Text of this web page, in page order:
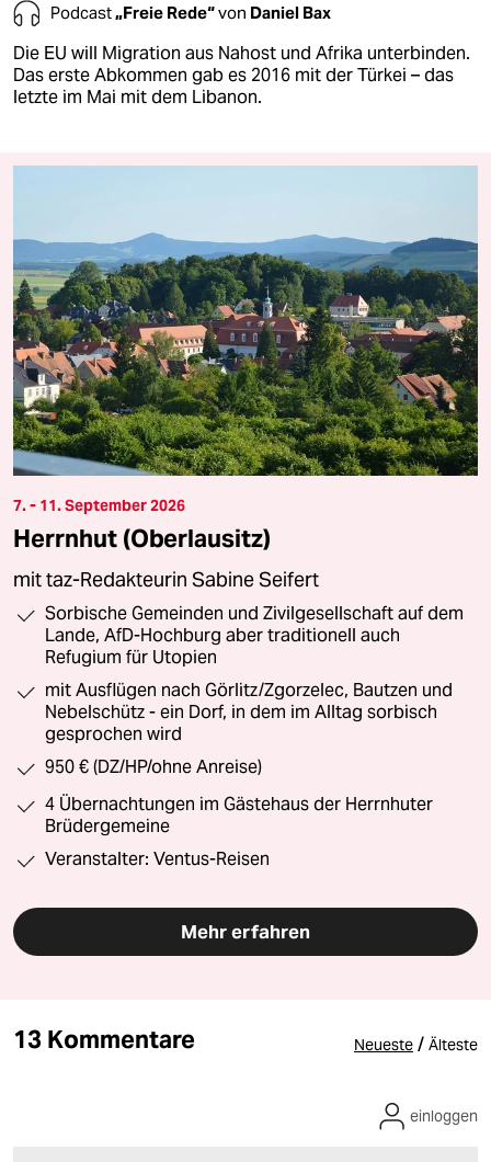
Podcast„Freie Rede“von Daniel Bax
Die EU will Migration aus Nahost und Afrika unterbinden.
Das erste Abkommen gab es 2016 mit der Türkei – das
letzte im Mai mit dem Libanon.
7. - 11. September 2026
Herrnhut (Oberlausitz)
mit taz-Redakteurin Sabine Seifert
Sorbische Gemeinden und Zivilgesellschaft auf dem
Lande, AfD-Hochburg aber traditionell auch
Refugium für Utopien
mit Ausflügen nach Görlitz/Zgorzelec, Bautzen und
Nebelschütz - ein Dorf, in dem im Alltag sorbisch
gesprochen wird
950 € (DZ/HP/ohne Anreise)
4 Übernachtungen im Gästehaus der Herrnhuter
Brüdergemeine
Veranstalter: Ventus-Reisen
Mehr erfahren
13 Kommentare Neueste / Älteste
einloggen